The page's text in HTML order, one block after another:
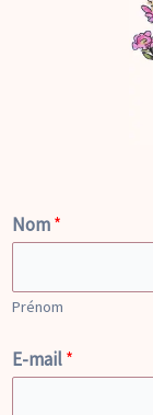
Nom*
Prénom
E-mail*